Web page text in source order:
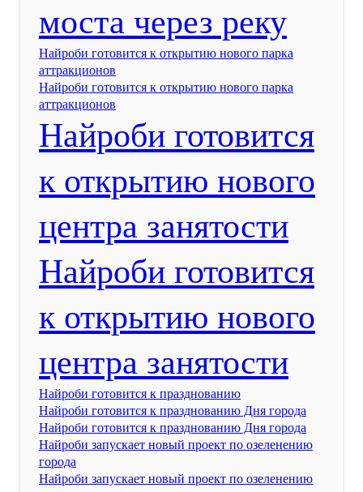
моста через реку
Найроби готовится к открытию нового парка
аттракционов
Найроби готовится к открытию нового парка
аттракционов
Найроби готовится
к открытию нового
центра занятости
Найроби готовится
к открытию нового
центра занятости
Найроби готовится к празднованию
Найроби готовится к празднованию Дня города
Найроби готовится к празднованию Дня города
Найроби запускает новый проект по озеленению
города
Найроби запускает новый проект по озеленению